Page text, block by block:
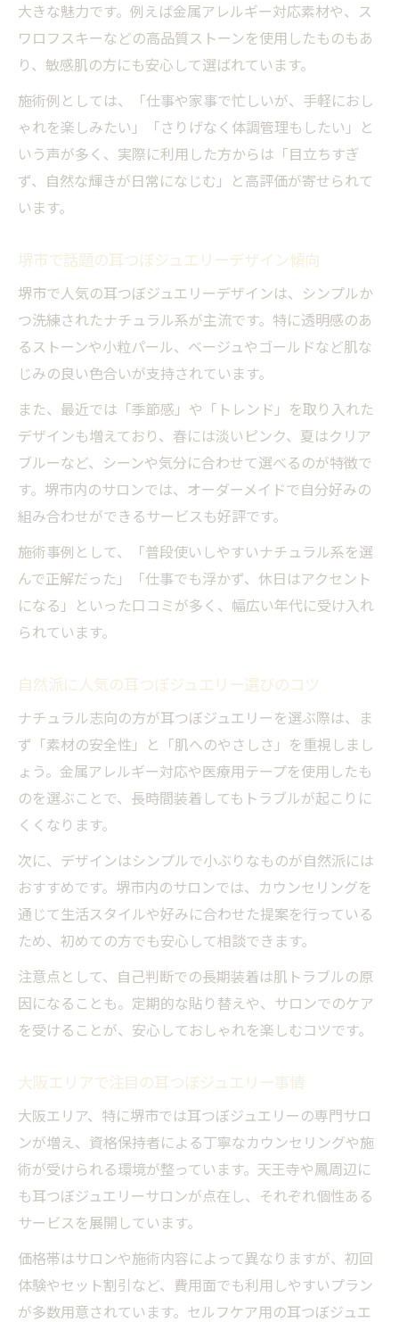
堺市で長持ちする耳つぼジュエリーを選ぶ秘訣
耳つぼジュエリーを長持ちさせるポイント
堺市で耐久性重視の耳つぼジュエリー選び
ナチュラル素材の耳つぼジュエリーの特徴
耳つぼジュエリーの持続期間とケア方法
大阪で評判の耳つぼジュエリー維持術
セルフと専門施術どちらが自分に合う?
プロ施術とセルフ耳つぼジュエリーの違い
堺市で選ぶセルフ耳つぼジュエリーのポイ
ント
耳つぼジュエリー資格取得で広がる可能性
ナチュラル派におすすめの施術選びの基準
大阪府堺市で話題の耳つぼジュエリー体験談
耳つぼジュエリー体験談で分かる効果実感
堺市の耳つぼジュエリー利用者の声まとめ
ナチュラルデザイン耳つぼジュエリーの感
想
初心者が語る耳つぼジュエリー体験の本音
耳つぼダイエット体験で得た変化や気づき
ナチュラル派女性が満足する堺市の選択肢
耳つぼジュエリーで叶う自然派サロン選び
ー
素材とデザインにこだわる耳つぼジュエリ
ー
安心できる堺市の耳つぼジュエリーの探し
方
人気
大きな魅力です。例えば金属アレルギー対応素材や、ス
ワロフスキーなどの高品質ストーンを使用したものもあ
り、敏感肌の方にも安心して選ばれています。
施術例としては、「仕事や家事で忙しいが、手軽におし
ゃれを楽しみたい」「さりげなく体調管理もしたい」と
いう声が多く、実際に利用した方からは「目立ちすぎ
ず、自然な輝きが日常になじむ」と高評価が寄せられて
います。
堺市で話題の耳つぼジュエリーデザイン傾向
堺市で人気の耳つぼジュエリーデザインは、シンプルか
つ洗練されたナチュラル系が主流です。特に透明感のあ
るストーンや小粒パール、ベージュやゴールドなど肌な
じみの良い色合いが支持されています。
また、最近では「季節感」や「トレンド」を取り入れた
デザインも増えており、春には淡いピンク、夏はクリア
ブルーなど、シーンや気分に合わせて選べるのが特徴で
す。堺市内のサロンでは、オーダーメイドで自分好みの
組み合わせができるサービスも好評です。
施術事例として、「普段使いしやすいナチュラル系を選
んで正解だった」「仕事でも浮かず、休日はアクセント
になる」といった口コミが多く、幅広い年代に受け入れ
られています。
自然派に人気の耳つぼジュエリー選びのコツ
ナチュラル志向の方が耳つぼジュエリーを選ぶ際は、ま
ず「素材の安全性」と「肌へのやさしさ」を重視しまし
ょう。金属アレルギー対応や医療用テープを使用したも
のを選ぶことで、長時間装着してもトラブルが起こりに
くくなります。
次に、デザインはシンプルで小ぶりなものが自然派には
おすすめです。堺市内のサロンでは、カウンセリングを
通じて生活スタイルや好みに合わせた提案を行っている
ため、初めての方でも安心して相談できます。
注意点として、自己判断での長期装着は肌トラブルの原
因になることも。定期的な貼り替えや、サロンでのケア
を受けることが、安心しておしゃれを楽しむコツです。
大阪エリアで注目の耳つぼジュエリー事情
大阪エリア、特に堺市では耳つぼジュエリーの専門サロ
ンが増え、資格保持者による丁寧なカウンセリングや施
術が受けられる環境が整っています。天王寺や鳳周辺に
も耳つぼジュエリーサロンが点在し、それぞれ個性ある
サービスを展開しています。
価格帯はサロンや施術内容によって異なりますが、初回
体験やセット割引など、費用面でも利用しやすいプラン
が多数用意されています。セルフケア用の耳つぼジュエ